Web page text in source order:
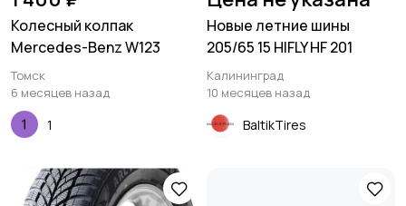
Колесный колпак
Mercedes-Benz W123
Томск
6 месяцев назад
1
Новые летние шины
205/65 15 HIFLY HF 201
Калининград
10 месяцев назад
BaltikTires